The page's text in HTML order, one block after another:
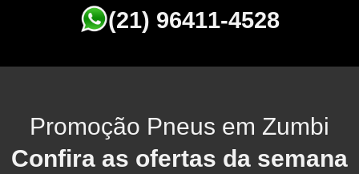
(21) 96411-4528
Promoção Pneus em Zumbi
Confira as ofertas da semana